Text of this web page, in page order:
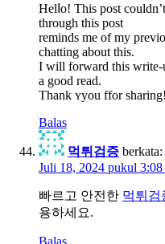
Ηelⅼo! This post
through this post
reminds me of my
chatting about thiѕ.
I will forward this write-
a good read.
Thank ʏyou ffor ѕharing!
Balas
먹튀검증 berkata:
Juli 18, 2024 pukul 3:08
빠르고 안전한 먹튀검
용하세요.
Balas